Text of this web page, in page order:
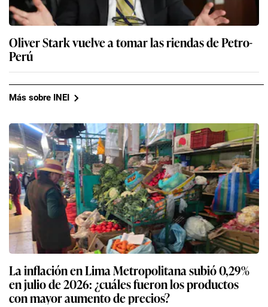
Oliver Stark vuelve a tomar las riendas de Petro-
Perú
Más sobre INEI
La inflación en Lima Metropolitana subió 0,29%
en julio de 2026: ¿cuáles fueron los productos
con mayor aumento de precios?